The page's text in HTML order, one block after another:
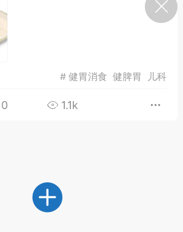
如何购买【理肺清瘟膏】
女子五七，阳明脉衰：女性
养颜首重阳明胃经
#健胃消食 健脾胃 儿科
0 1.1k